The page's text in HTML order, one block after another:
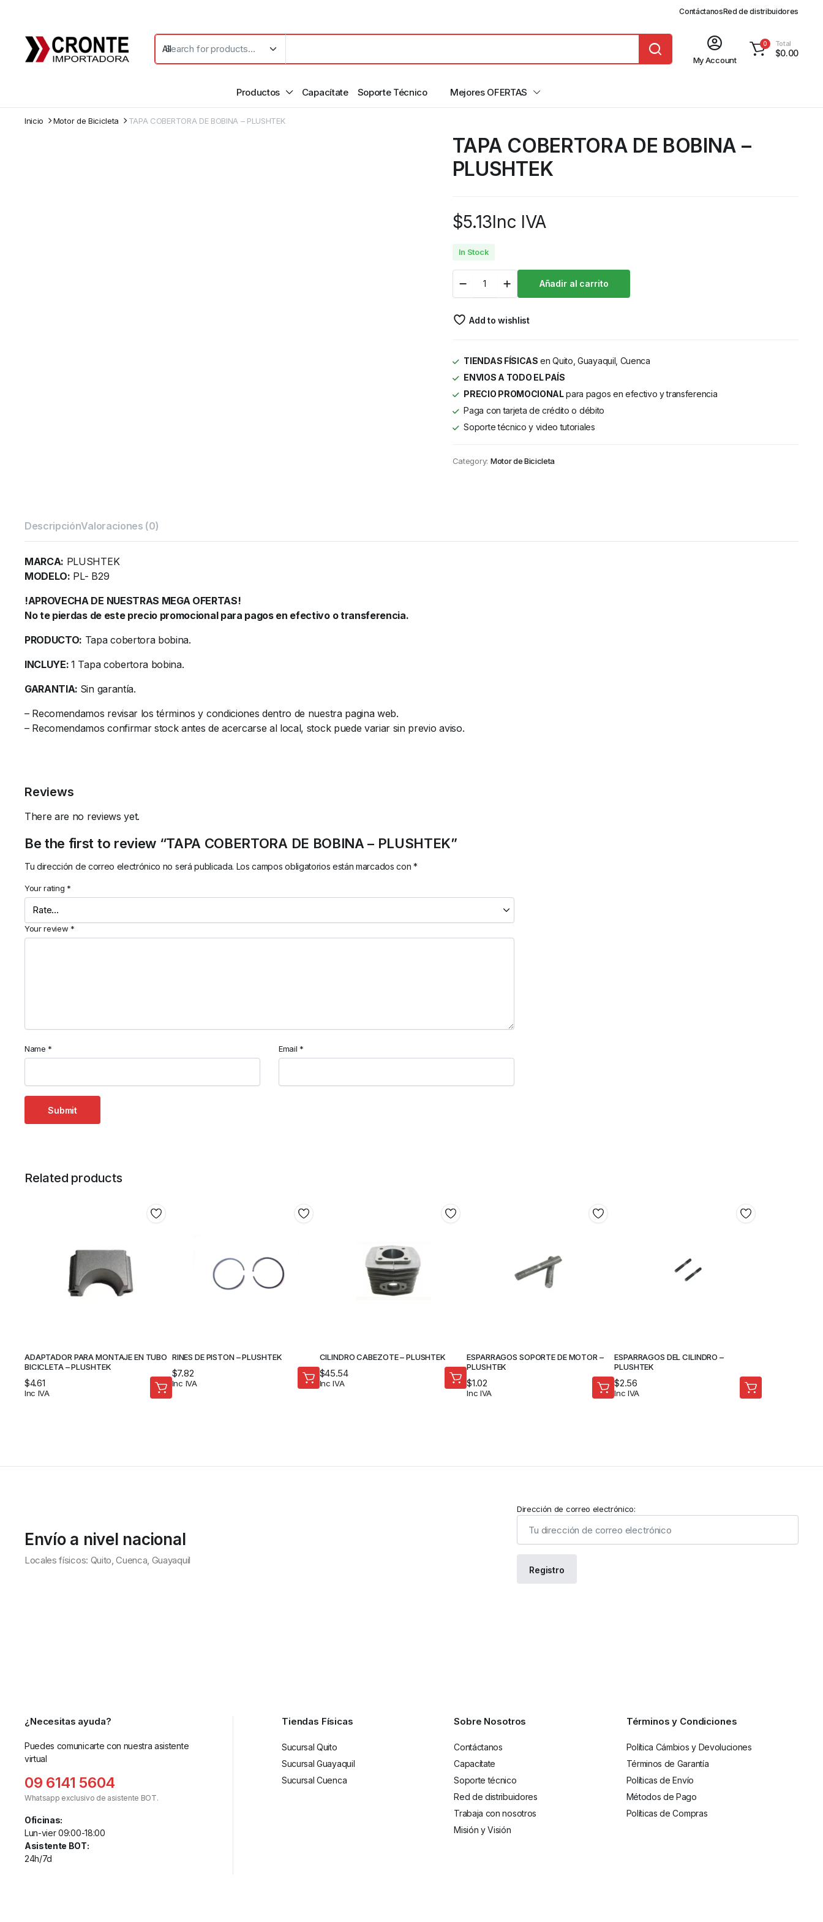
ContáctanosRed de distribuidores
My Account
0 Total
$0.00
Productos Capacítate Soporte Técnico Mejores OFERTAS
Inicio Motor de Bicicleta TAPA COBERTORA DE BOBINA – PLUSHTEK
TAPA COBERTORA DE BOBINA –
PLUSHTEK
$5.13Inc IVA
In Stock
Añadir al carrito
Add to wishlist
TIENDAS FÍSICAS en Quito, Guayaquil, Cuenca
ENVIOS A TODO EL PAÍS
PRECIO PROMOCIONALpara pagos en efectivo y transferencia
Paga con tarjeta de crédito o débito
Soporte técnico y video tutoriales
Category: Motor de Bicicleta
DescripciónValoraciones (0)
MARCA: PLUSHTEK
MODELO: PL- B29
!APROVECHA DE NUESTRAS MEGA OFERTAS!
No te pierdas de este precio promocional para pagos en efectivo o transferencia.
PRODUCTO: Tapa cobertora bobina.
INCLUYE:1 Tapa cobertora bobina.
GARANTIA: Sin garantía.
– Recomendamos revisar los términos y condiciones dentro de nuestra pagina web.
– Recomendamos confirmar stock antes de acercarse al local, stock puede variar sin previo aviso.
Reviews
There are no reviews yet.
Be the first to review “TAPA COBERTORA DE BOBINA – PLUSHTEK”
Tu dirección de correo electrónico no será publicada. Los campos obligatorios están marcados con *
Your rating *
Your review *
Name * Email *
Related products
ADAPTADOR PARA MONTAJE EN TUBO
BICICLETA – PLUSHTEK
$4.61
Inc IVA
RINES DE PISTON – PLUSHTEK
$7.82
Inc IVA
CILINDRO CABEZOTE – PLUSHTEK
$45.54
Inc IVA
ESPARRAGOS SOPORTE DE MOTOR –
PLUSHTEK
$1.02
Inc IVA
ESPARRAGOS DEL CILINDRO –
PLUSHTEK
$2.56
Inc IVA
Envío a nivel nacional
Locales físicos: Quito, Cuenca, Guayaquil
Dirección de correo electrónico:
¿Necesitas ayuda?
Puedes comunicarte con nuestra asistente
virtual
09 6141 5604
Whatsapp exclusivo de asistente BOT.
Oficinas:
Lun-vier 09:00-18:00
Asistente BOT:
24h/7d
Tiendas Físicas
Sucursal Quito
Sucursal Guayaquil
Sucursal Cuenca
Sobre Nosotros
Contáctanos
Capacítate
Soporte técnico
Red de distribuidores
Trabaja con nosotros
Misión y Visión
Términos y Condiciones
Política Cámbios y Devoluciones
Términos de Garantía
Políticas de Envío
Métodos de Pago
Políticas de Compras